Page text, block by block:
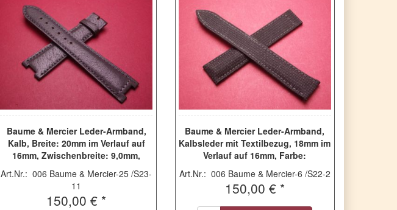
Baume & Mercier Leder-Armband,
Kalb, Breite: 20mm im Verlauf auf
16mm, Zwischenbreite: 9,0mm,
Längen: Lochseite 115mm &
Schließenseite 75mm, Farbe:
anthrazit, ohne Schließe
Art.Nr.: 006 Baume & Mercier-25 /S23-
11
150,00 € *
Baume & Mercier Leder-Armband,
Kalbsleder mit Textilbezug, 18mm im
Verlauf auf 16mm, Farbe:
schwarz/grau
Art.Nr.: 006 Baume & Mercier-6 /S22-2
150,00 € *